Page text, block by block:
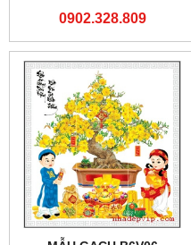
0902.328.809